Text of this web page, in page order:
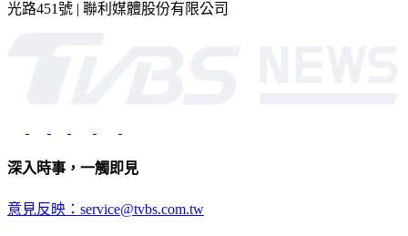
光路451號 | 聯利媒體股份有限公司
深入時事，一觸即見
意見反映：service@tvbs.com.tw